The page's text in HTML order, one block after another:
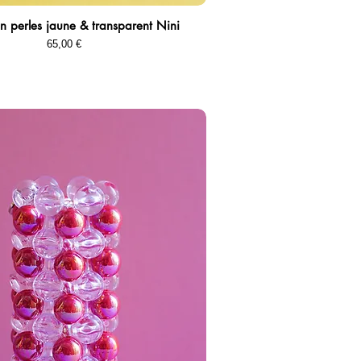
Aperçu rapide
perles jaune & transparent Nini
Prix
65,00 €